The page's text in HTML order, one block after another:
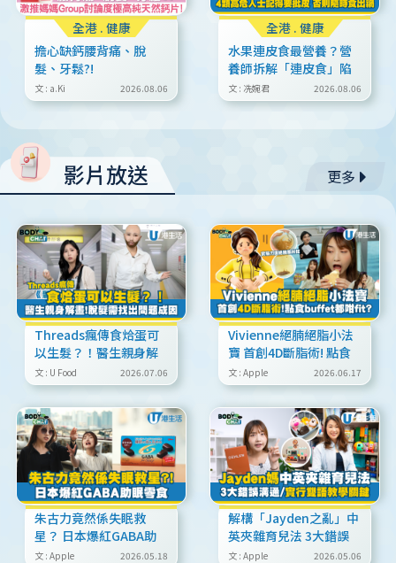
全港 . 健康
擔心缺鈣腰背痛、脫
髮、牙鬆?!
激推媽媽Group討論度
極高純天然鈣片
文 : a.Ki 2026.08.06
全港 . 健康
水果連皮食最營養？營
養師拆解「連皮食」陷
阱，4類高危人士記得要
批皮 否則隨時食出禍！
文 : 冼婉君 2026.08.06
影片放送 更多
Threads瘋傳食烚蛋可
以生髮？！醫生親身解
畫
文 : U Food 2026.07.06
Vivienne絕腩絕脂小法
寶 首創4D斷脂術! 點食
buffet都咁fit?
文 : Apple 2026.06.17
朱古力竟然係失眠救
星？ 日本爆紅GABA助
眠零食
文 : Apple 2026.05.18
解構「Jayden之亂」中
英夾雜育兒法 3大錯誤
溝通/實行雙語教學關鍵
文 : Apple 2026.05.06